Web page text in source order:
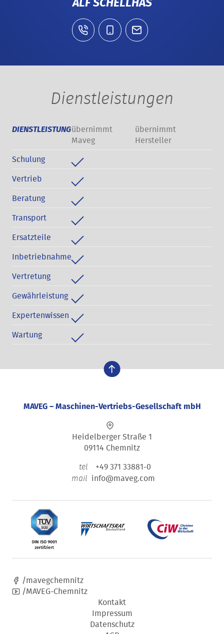
Dienstleistungen
DIENSTLEISTUNGübernimmt
Maveg
übernimmt
Hersteller
Schulung
Vertrieb
Beratung
Transport
Ersatzteile
Inbetriebnahme
Vertretung
Gewährleistung
Expertenwissen
Wartung
nach oben
MAVEG – Maschinen-Vertriebs-Gesellschaft mbH
Heidelberger Straße 1
09114 Chemnitz
tel +49 371 33881-0
mail info@maveg.com
/mavegchemnitz
/MAVEG-Chemnitz
Kontakt
Impressum
Datenschutz